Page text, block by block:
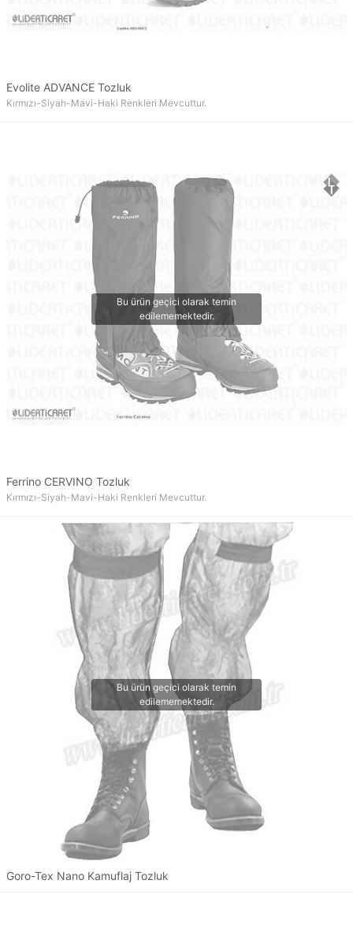
Evolite ADVANCE Tozluk
Kırmızı-Siyah-Mavi-Haki Renkleri Mevcuttur.
Ferrino CERVINO Tozluk
Kırmızı-Siyah-Mavi-Haki Renkleri Mevcuttur.
Goro-Tex Nano Kamuflaj Tozluk